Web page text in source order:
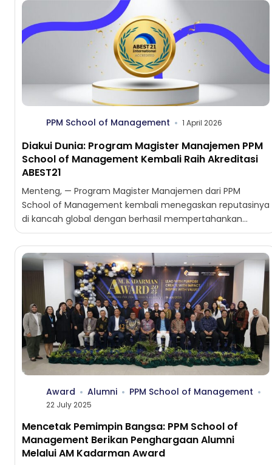
PPM School of Management 1 April 2026
Diakui Dunia: Program Magister Manajemen PPM
School of Management Kembali Raih Akreditasi
ABEST21
Menteng, — Program Magister Manajemen dari PPM
School of Management kembali menegaskan reputasinya
di kancah global dengan berhasil mempertahankan
akreditasi internasional dari ABEST21 (Alliance on...
Award Alumni PPM School of Management
22 July 2025
Mencetak Pemimpin Bangsa: PPM School of
Management Berikan Penghargaan Alumni
Melalui AM Kadarman Award